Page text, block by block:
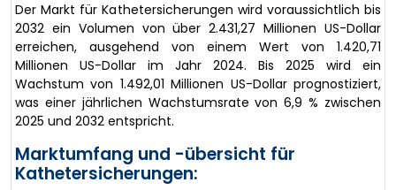
Der Markt für Kathetersicherungen wird voraussichtlich bis
2032 ein Volumen von über 2.431,27 Millionen US-Dollar
erreichen, ausgehend von einem Wert von 1.420,71
Millionen US-Dollar im Jahr 2024. Bis 2025 wird ein
Wachstum von 1.492,01 Millionen US-Dollar prognostiziert,
was einer jährlichen Wachstumsrate von 6,9 % zwischen
2025 und 2032 entspricht.
Marktumfang und -übersicht für
Kathetersicherungen: